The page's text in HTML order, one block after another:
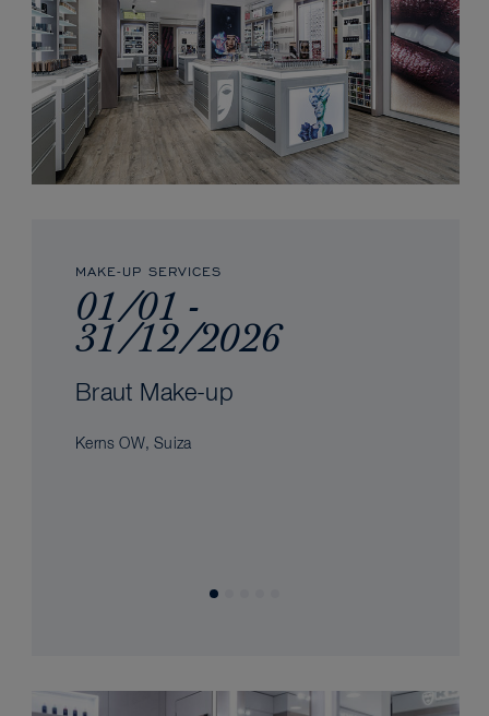
MAKE-UP SERVICES
01/01 -
31/12/2026
Braut Make-up
Kerns OW, Suiza